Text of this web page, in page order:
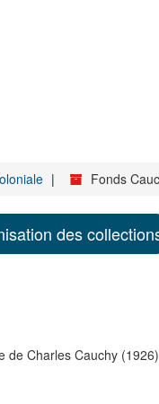
Fonds
des
de Charles Cauchy